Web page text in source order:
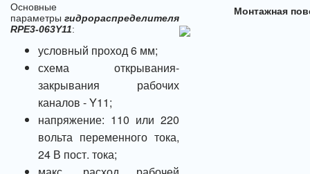
Основные
параметры гидрораспределителя
RPE3-063Y11:
условный проход 6 мм;
схема открывания-
закрывания рабочих
каналов - Y11;
напряжение: 110 или 220
вольта переменного тока,
24 В пост. тока;
Монтажная